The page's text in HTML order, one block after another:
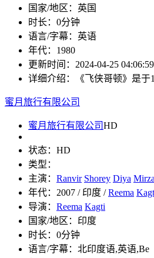
国家/地区： 英国
时长： 0分钟
语言/字幕： 英语
年代： 1980
更新时间： 2024-04-25 04:06:59
详细介绍：
《飞侠哥顿》是
蜜月旅行有限公司
蜜月旅行有限公司HD
状态： HD
类型：
主演： Ranvir Shorey Diya
年代： 2007 / 印度 /Reema
导演： Reema Kagti
国家/地区： 印度
时长： 0分钟
语言/字幕： 北印度语,英语,Be